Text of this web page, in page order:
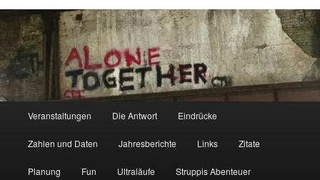
Veranstaltungen Die Antwort Eindrücke
Zahlen und Daten Jahresberichte Links Zitate
Planung Fun Ultraläufe Struppis Abenteuer